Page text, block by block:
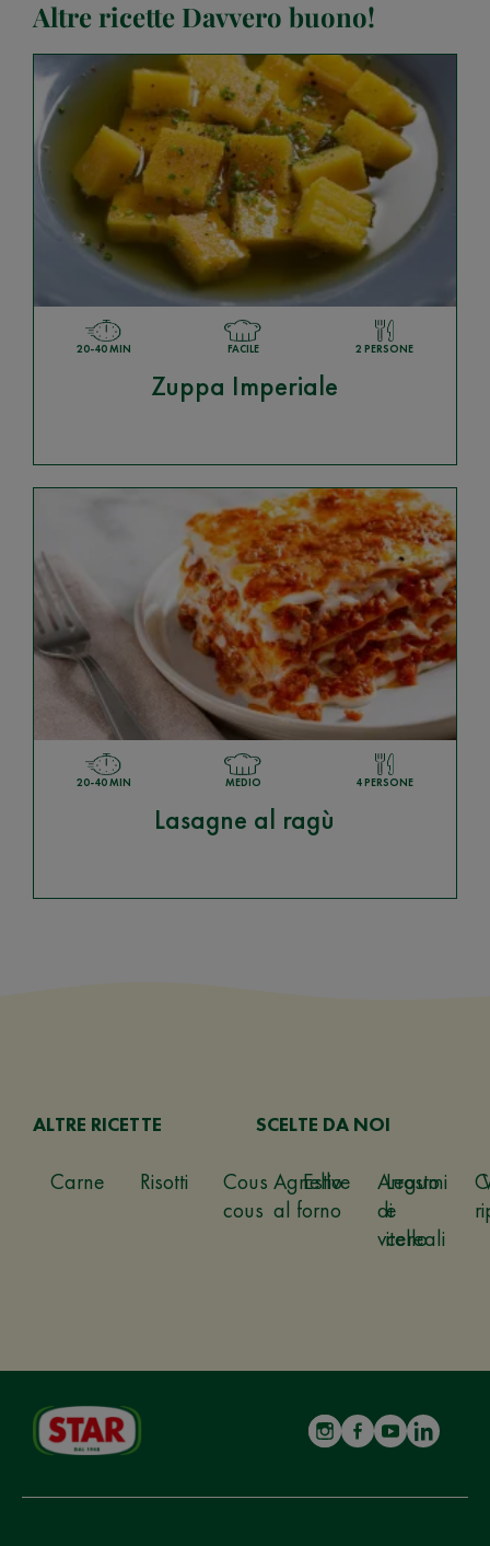
Altre ricette Davvero buono!
20-40 MIN FACILE 2 PERSONE
Zuppa Imperiale
20-40 MIN MEDIO 4 PERSONE
Lasagne al ragù
ALTRE RICETTE
Carne Risotti
Cous
cous
Estive
Legumi
e
cereali
SCELTE DA NOI
Agnello
al forno
Arrosto
di
vitello